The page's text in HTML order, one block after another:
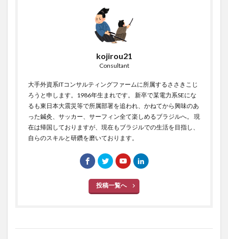
kojirou21
Consultant
大手外資系ITコンサルティングファームに所属するささきこじ
ろうと申します。1986年生まれです。 新卒で某電力系SEにな
るも東日本大震災等で所属部署を追われ、かねてから興味のあ
った鍼灸、サッカー、サーフィン全て楽しめるブラジルへ。 現
在は帰国しておりますが、現在もブラジルでの生活を目指し、
自らのスキルと研鑽を磨いております。
投稿一覧へ